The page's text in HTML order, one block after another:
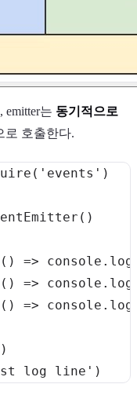
emitter는 동기적으로
로 호출한다.
( 'events' )
( )
( ) => console . log
( ) => console . log
( ) => console . log
)
log line' )